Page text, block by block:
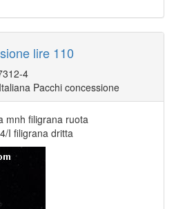
lire 110
4
Pacchi concessione
mnh filigrana ruota
I filigrana dritta